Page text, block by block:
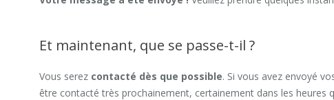
Et maintenant, que se passe-t-il ?
Vous serez contacté dès que possible. Si vous avez envoyé
être contacté très prochainement, certainement dans les heures